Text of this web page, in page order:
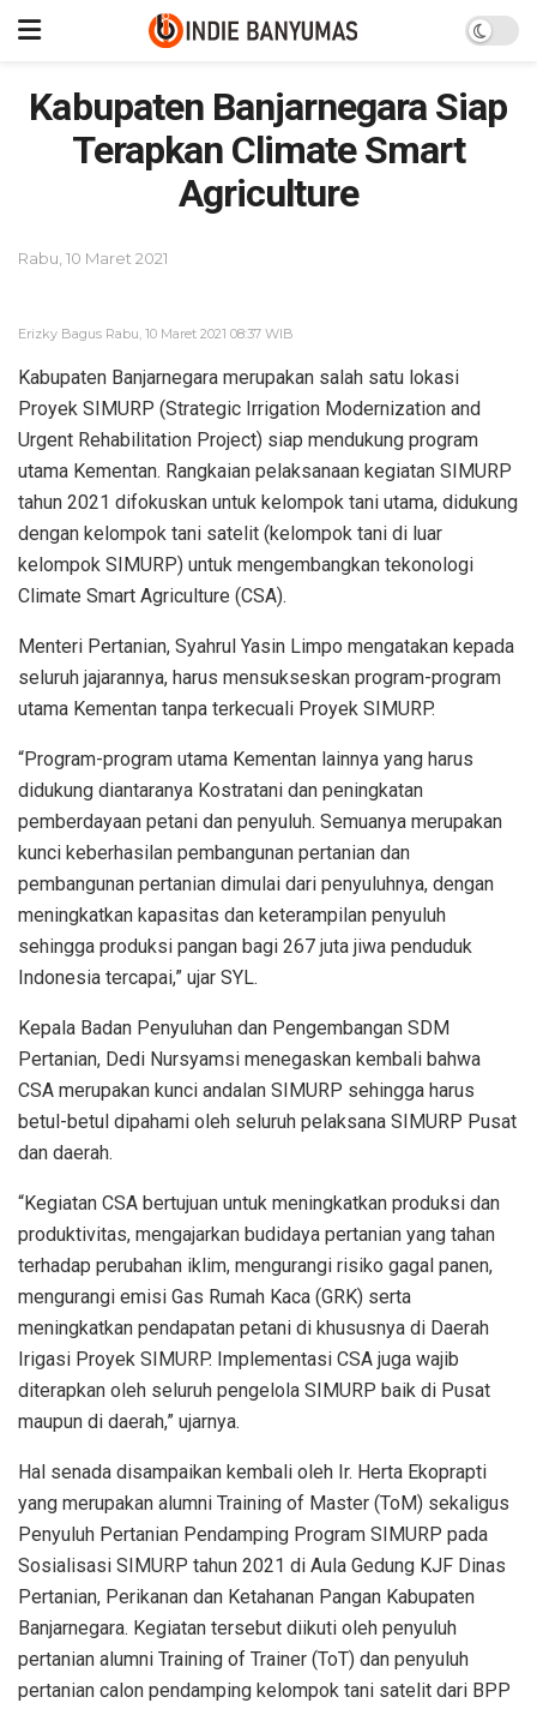
Kabupaten Banjarnegara Siap
Terapkan Climate Smart
Agriculture
Rabu, 10 Maret 2021
Erizky Bagus Rabu, 10 Maret 2021 08:37 WIB
Kabupaten Banjarnegara merupakan salah satu lokasi
Proyek SIMURP (Strategic Irrigation Modernization and
Urgent Rehabilitation Project) siap mendukung program
utama Kementan. Rangkaian pelaksanaan kegiatan SIMURP
tahun 2021 difokuskan untuk kelompok tani utama, didukung
dengan kelompok tani satelit (kelompok tani di luar
kelompok SIMURP) untuk mengembangkan tekonologi
Climate Smart Agriculture (CSA).
Menteri Pertanian, Syahrul Yasin Limpo mengatakan kepada
seluruh jajarannya, harus mensukseskan program-program
utama Kementan tanpa terkecuali Proyek SIMURP.
“Program-program utama Kementan lainnya yang harus
didukung diantaranya Kostratani dan peningkatan
pemberdayaan petani dan penyuluh. Semuanya merupakan
kunci keberhasilan pembangunan pertanian dan
pembangunan pertanian dimulai dari penyuluhnya, dengan
meningkatkan kapasitas dan keterampilan penyuluh
sehingga produksi pangan bagi 267 juta jiwa penduduk
Indonesia tercapai,” ujar SYL.
Kepala Badan Penyuluhan dan Pengembangan SDM
Pertanian, Dedi Nursyamsi menegaskan kembali bahwa
CSA merupakan kunci andalan SIMURP sehingga harus
betul-betul dipahami oleh seluruh pelaksana SIMURP Pusat
dan daerah.
“Kegiatan CSA bertujuan untuk meningkatkan produksi dan
produktivitas, mengajarkan budidaya pertanian yang tahan
terhadap perubahan iklim, mengurangi risiko gagal panen,
mengurangi emisi Gas Rumah Kaca (GRK) serta
meningkatkan pendapatan petani di khususnya di Daerah
Irigasi Proyek SIMURP. Implementasi CSA juga wajib
diterapkan oleh seluruh pengelola SIMURP baik di Pusat
maupun di daerah,” ujarnya.
Hal senada disampaikan kembali oleh Ir. Herta Ekoprapti
yang merupakan alumni Training of Master (ToM) sekaligus
Penyuluh Pertanian Pendamping Program SIMURP pada
Sosialisasi SIMURP tahun 2021 di Aula Gedung KJF Dinas
Pertanian, Perikanan dan Ketahanan Pangan Kabupaten
Banjarnegara. Kegiatan tersebut diikuti oleh penyuluh
pertanian alumni Training of Trainer (ToT) dan penyuluh
pertanian calon pendamping kelompok tani satelit dari BPP